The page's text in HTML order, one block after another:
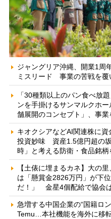
ジャングリア沖縄、開業1周
ミスリード 事業の苦戦を覆
「30種類以上のパン食べ放
ンを手掛けるサンマルクホ
舗展開のコンセプト」、事
キオクシアなどAI関連株に資
投資妙味 資産1.5億円超の
時」と考える防衛・食品銘柄
【土俵に埋まるカネ】大の
は「懸賞金2826万円」が下
だ！」 金星4個配給で協会
急増する中国企業の“国籍ロ
Temu…本社機能を海外に移